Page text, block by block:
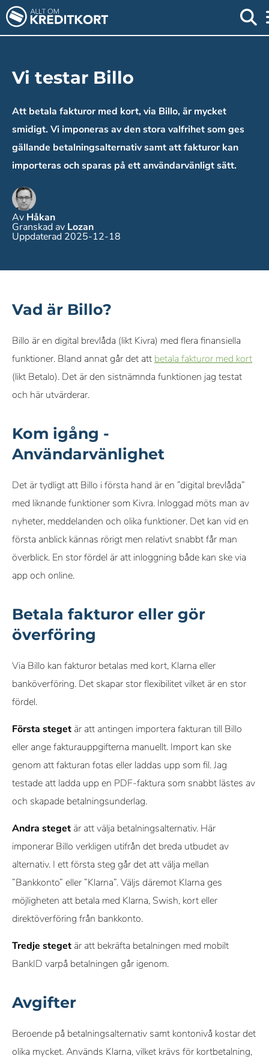
Vi testar Billo
Att betala fakturor med kort, via Billo, är mycket
smidigt. Vi imponeras av den stora valfrihet som ges
gällande betalningsalternativ samt att fakturor kan
importeras och sparas på ett användarvänligt sätt.
Av Håkan
Granskad av Lozan
Uppdaterad 2025-12-18
Vad är Billo?
Billo är en digital brevlåda (likt Kivra) med flera finansiella
funktioner. Bland annat går det att betala fakturor med kort
(likt Betalo). Det är den sistnämnda funktionen jag testat
och här utvärderar.
Kom igång -
Användarvänlighet
Det är tydligt att Billo i första hand är en ”digital brevlåda”
med liknande funktioner som Kivra. Inloggad möts man av
nyheter, meddelanden och olika funktioner. Det kan vid en
första anblick kännas rörigt men relativt snabbt får man
överblick. En stor fördel är att inloggning både kan ske via
app och online.
Betala fakturor eller gör
överföring
Via Billo kan fakturor betalas med kort, Klarna eller
banköverföring. Det skapar stor flexibilitet vilket är en stor
fördel.
Första steget är att antingen importera fakturan till Billo
eller ange fakturauppgifterna manuellt. Import kan ske
genom att fakturan fotas eller laddas upp som fil. Jag
testade att ladda upp en PDF-faktura som snabbt lästes av
och skapade betalningsunderlag.
Andra steget är att välja betalningsalternativ. Här
imponerar Billo verkligen utifrån det breda utbudet av
alternativ. I ett första steg går det att välja mellan
”Bankkonto” eller ”Klarna”. Väljs däremot Klarna ges
möjligheten att betala med Klarna, Swish, kort eller
direktöverföring från bankkonto.
Tredje steget är att bekräfta betalningen med mobilt
BankID varpå betalningen går igenom.
Avgifter
Beroende på betalningsalternativ samt kontonivå kostar det
olika mycket. Används Klarna, vilket krävs för kortbetalning,